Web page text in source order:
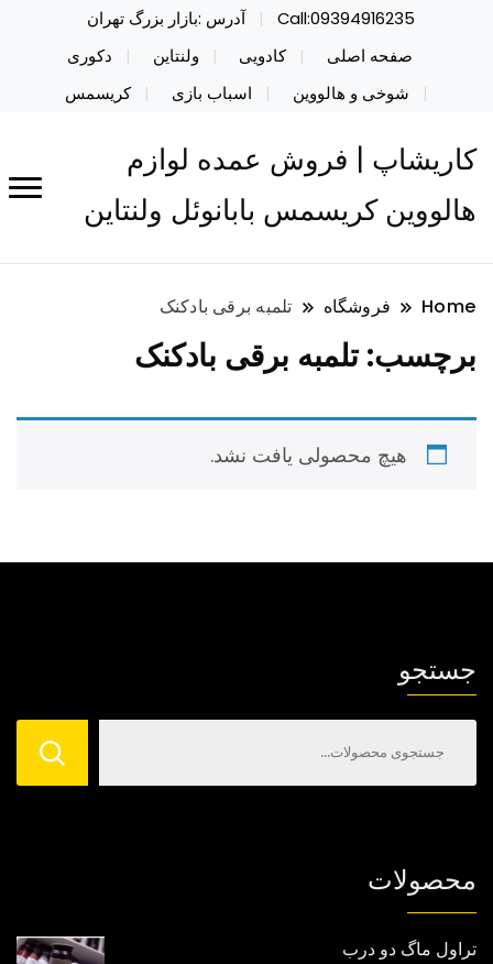
Call:09394916235
آدرس :بازار بزرگ تهران
صفحه اصلی
کادویی ولنتاین
دکوری
شوخی و هالووین
اسباب بازی کریسمس
کاریشاپ | فروش عمده لوازم
هالووین کریسمس بابانوئل ولنتاین
Home فروشگاه تلمبه برقی بادکنک
برچسب: تلمبه برقی بادکنک
هیچ محصولی یافت نشد.
جستجو
محصولات
تراول ماگ دو درب